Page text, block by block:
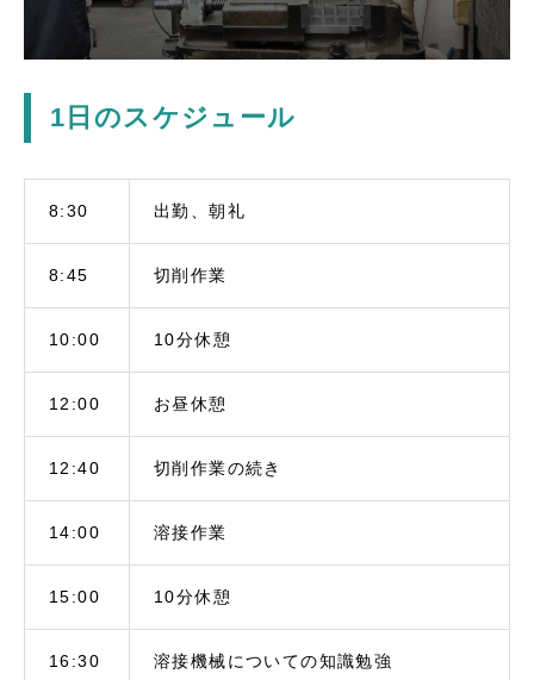
1日のスケジュール
8:30 出勤、朝礼
8:45 切削作業
10:00 10分休憩
12:00 お昼休憩
12:40 切削作業の続き
14:00 溶接作業
15:00 10分休憩
16:30 溶接機械についての知識勉強